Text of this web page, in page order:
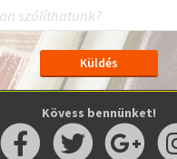
Kövess bennünket!